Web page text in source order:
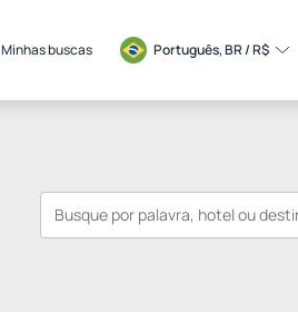
Minhas buscas Português, BR / R$